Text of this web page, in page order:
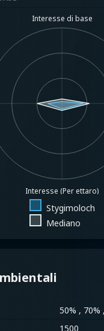
Interesse di base
Interesse (Per ettaro)
Stygimoloch
Mediano
50% , 70%
1500